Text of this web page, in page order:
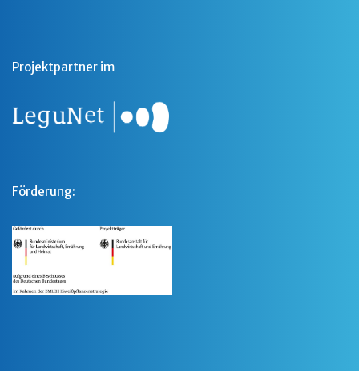
Projektpartner im
Förderung: